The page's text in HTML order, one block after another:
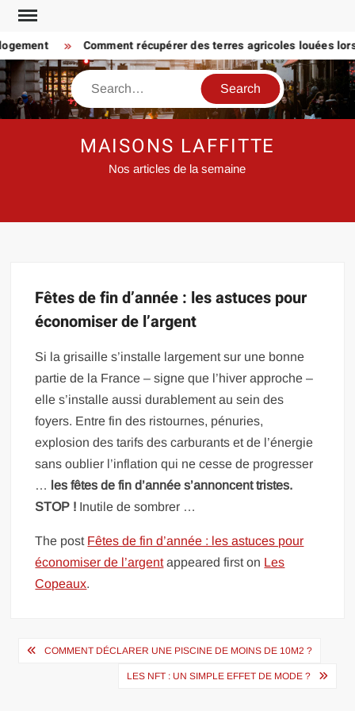
Skip
content
Comment récupérer des terres agricoles louées
Search
MAISONS LAFFITTE
Nos articles de la semaine
Fêtes de fin d’année : les astuces pour
économiser de l’argent
Si la grisaille s’installe largement sur une bonne
partie de la France – signe que l’hiver approche –
elle s’installe aussi durablement au sein des
foyers. Entre fin des ristournes, pénuries,
explosion des tarifs des carburants et de l’énergie
sans oublier l’inflation qui ne cesse de progresser
… les fêtes de fin d’année s’annoncent tristes.
STOP ! Inutile de sombrer …
The post Fêtes de fin d’année : les astuces pour
économiser de l’argentappeared first on Les
Copeaux.
Navigation
COMMENT DÉCLARER UNE PISCINE DE MOINS DE 10M2 ?
LES NFT : UN SIMPLE EFFET DE MODE ?